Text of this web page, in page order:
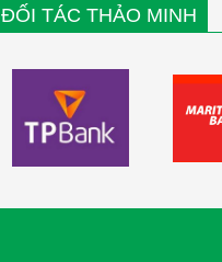
ĐỐI TÁC THẢO MINH